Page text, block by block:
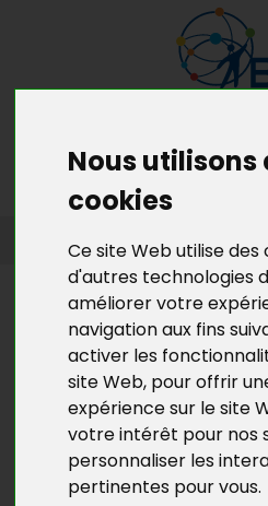
Nous utilisons
cookies
Ce site Web utilise des
d'autres technologies
améliorer votre
navigation aux fins
activer les
site Web, pour offrir
expérience sur le site
votre intérêt pour nos
personnaliser les
pertinentes pour vous.
MENU MON
D’ENTREPRISES EN YVELINES
L’ACTU DE
CONCOURS
ÉDITION :
INSCRIPTIONS
LE 2
La 15ème édition du